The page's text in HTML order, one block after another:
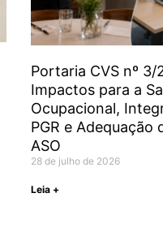
Portaria CVS nº 3/
Impactos para a
Ocupacional,
PGR e Adequação
ASO
28 de julho de 2026
Leia +